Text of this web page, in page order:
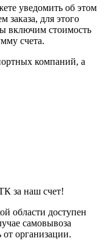
уведомить об этом
заказа, для этого
включим стоимость
счета.
компаний, а
за наш счет!
области доступен
самовывоза
от организации.